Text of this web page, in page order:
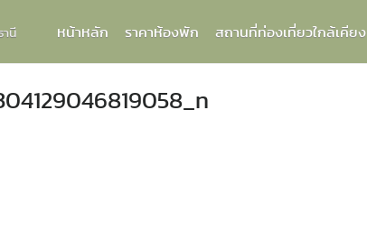
นี หน้าหลัก ราคาห้องพัก สถานที่ท่องเที่ยวใกล้เคียง